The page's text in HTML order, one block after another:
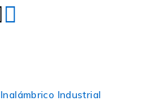
Inalámbrico Industrial